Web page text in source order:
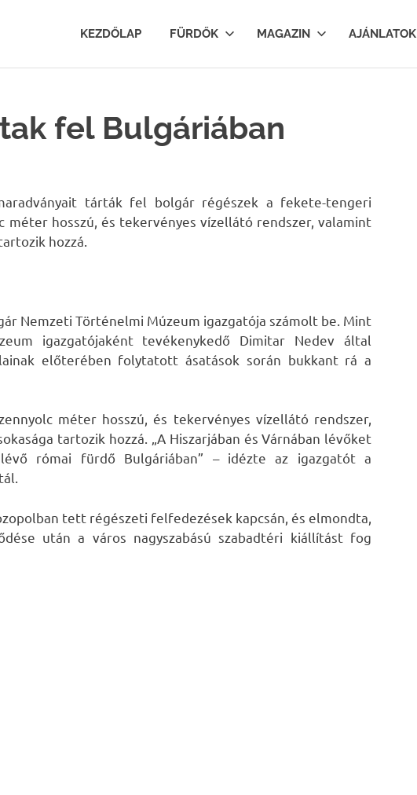
KEZDŐLAP FÜRDŐK MAGAZIN AJÁNLATOK
fel Bulgáriában
tárták fel bolgár régészek a fekete-tengeri
méter hosszú, és tekervényes vízellátó rendszer, valamint
hozzá.
Nemzeti Történelmi Múzeum igazgatója számolt be. Mint
igazgatójaként tevékenykedő Dimitar Nedev által
előterében folytatott ásatások során bukkant rá a
méter hosszú, és tekervényes vízellátó rendszer,
tartozik hozzá. „A Hiszarjában és Várnában lévőket
római fürdő Bulgáriában” – idézte az igazgatót a
tett régészeti felfedezések kapcsán, és elmondta,
után a város nagyszabású szabadtéri kiállítást fog